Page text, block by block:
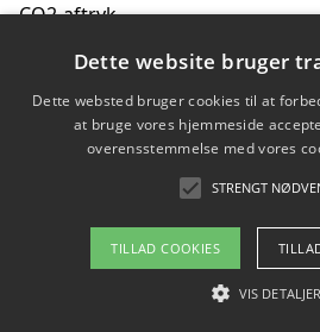
CO2-aftryk
Hvordan nyheder om CO2-
hverdag
Om / kontakt
Blog
Dette website bruger
Dette websted bruger cookies til at
at bruge vores hjemmeside
overensstemmelse med vores
STRENGT
TILLAD COOKIES
VIS DETALJER